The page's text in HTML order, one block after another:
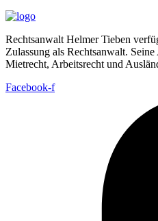
Rechtsanwalt Helmer Tieben
Zulassung als Rechtsanwalt.
Mietrecht, Arbeitsrecht und
Facebook-f